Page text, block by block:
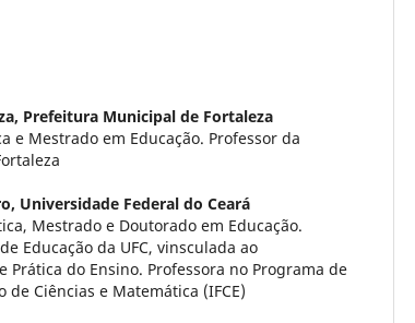
Prefeitura Municipal de Fortaleza
e Mestrado em Educação. Professor da
Universidade Federal do Ceará
Mestrado e Doutorado em Educação.
Educação da UFC, vinsculada ao
Prática do Ensino. Professora no Programa de
de Ciências e Matemática (IFCE)